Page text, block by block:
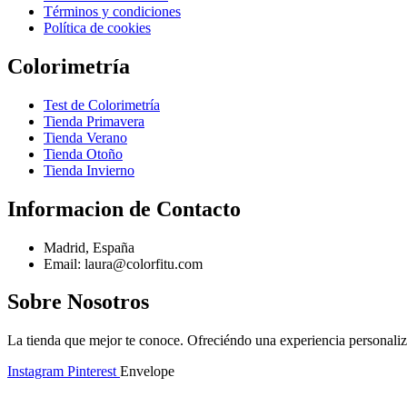
Términos y condiciones
Política de cookies
Colorimetría
Test de Colorimetría
Tienda Primavera
Tienda Verano
Tienda Otoño
Tienda Invierno
Informacion de Contacto
Madrid, España
Email: laura@colorfitu.com
Sobre Nosotros
La tienda que mejor te conoce. Ofreciéndo una experiencia
Instagram Pinterest Envelope